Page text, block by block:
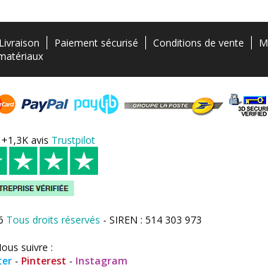
Livraison Paiement sécurisé Conditions de vente
avis Trustpilot
Tous droits réservés - SIREN : 514 303 973
suivre :
- Pinterest - Instagram